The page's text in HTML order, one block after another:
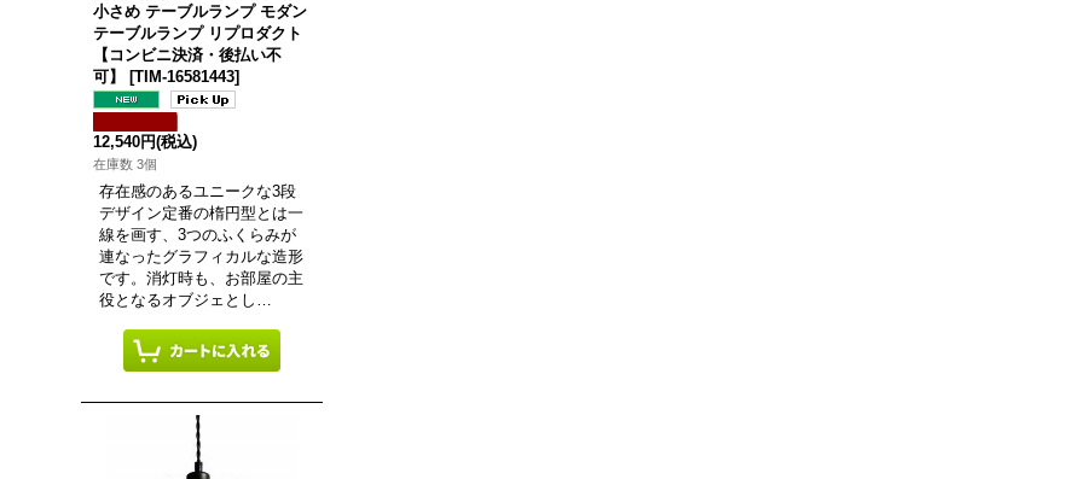
小さめ テーブルランプ モダン
テーブルランプ リプロダクト
【コンビニ決済・後払い不
可】
[TIM-16581443]
12,540円(税込)
在庫数 3個
存在感のあるユニークな3段
デザイン定番の楕円型とは一
線を画す、3つのふくらみが
連なったグラフィカルな造形
です。消灯時も、お部屋の主
役となるオブジェとし…